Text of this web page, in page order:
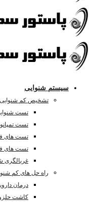
سیستم شنوایی
تشخیص کم شنوایی
تست
تست
تست های
تست های
غربالگری
راه حل های کم
درمان
کاشت